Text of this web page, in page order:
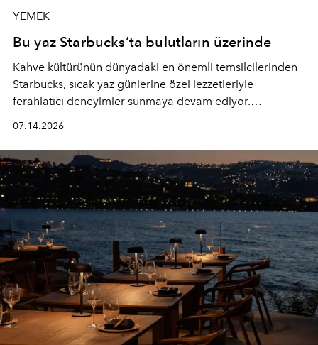
YEMEK
Bu yaz Starbucks’ta bulutların üzerinde
Kahve kültürünün dünyadaki en önemli temsilcilerinden
Starbucks, sıcak yaz günlerine özel lezzetleriyle
ferahlatıcı deneyimler sunmaya devam ediyor.
yepyeni Cloud Frappuccino® Blended Beverage çeşitleri
ve yiyecek alternatifleri yazın keyfine lezzet katıyor.
07.14.2026